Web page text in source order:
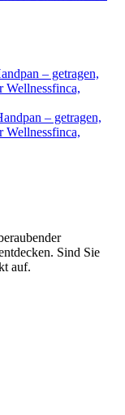
– getragen,
Wellnessfinca,
– getragen,
Wellnessfinca,
Sind Sie
auf.